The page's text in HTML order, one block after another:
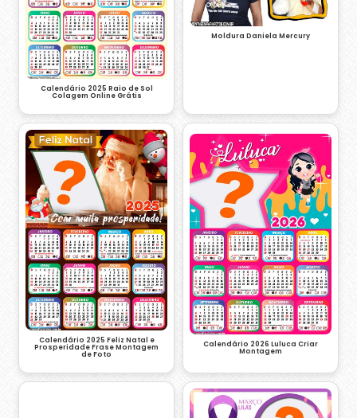
Calendário 2025 Raio de Sol
Colagem Online Grátis
Moldura Daniela Mercury
Calendário 2025 Feliz Natal e
Prosperidade Frase Montagem
de Foto
Calendário 2026 Luluca Criar
Montagem